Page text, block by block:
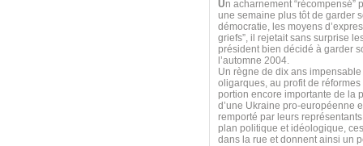
Un acharnement
une semaine plus tôt de garder
démocratie, les moyens
griefs”, il rejetait sans surprise
président bien décidé à garder
l’automne 2004.
Un règne de dix ans
oligarques, au profit de
portion encore importante de la
d’une Ukraine pro-européenne
remporté par leurs
plan politique et idéologique,
dans la rue et donnent ainsi un